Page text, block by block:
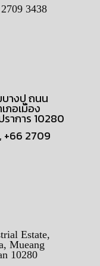
3438
างปู ถนน
อเมือง
าการ 10280
+66 2709
Estate,
Mueang
10280